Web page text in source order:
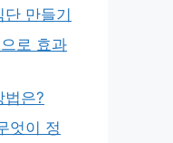
만들기
로 효과
법은?
엇이 정